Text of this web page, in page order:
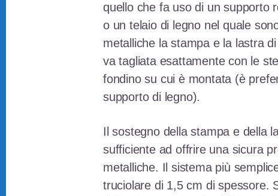
quello che fa uso di un supporto
o un telaio di legno nel quale
metalliche la stampa e la lastra
va tagliata esattamente con le
fondino su cui è montata (è
supporto di legno).
Il sostegno della stampa e della
sufficiente ad offrire una sicura
metalliche. Il sistema più
truciolare di 1,5 cm di spessore.